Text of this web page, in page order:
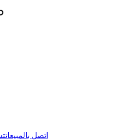
اتصل بالمبيعات